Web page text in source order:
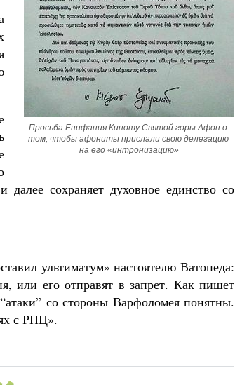
Просьба Епифания Киноту Святой горы Афон о
том, чтобы афониты прислали свою делегацию
на его «интронизацию»
сохраняет духовное единство со
ультиматум» настоятелю Ватопеда:
или его отправят в запрет. Как пишет
со стороны Варфоломея понятны.
с РПЦ».